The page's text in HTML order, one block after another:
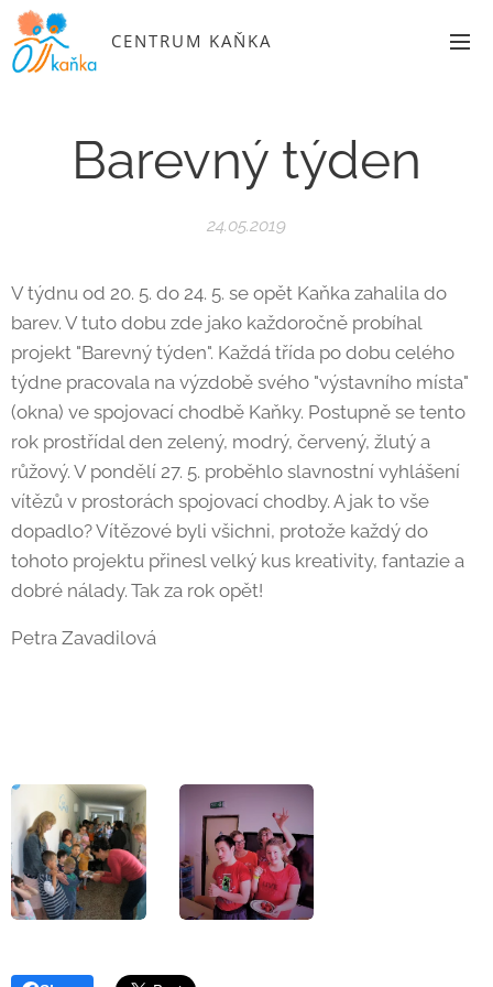
CENTRUM KAŇKA
Barevný týden
24.05.2019
V týdnu od 20. 5. do 24. 5. se opět Kaňka zahalila do
barev. V tuto dobu zde jako každoročně probíhal
projekt "Barevný týden". Každá třída po dobu celého
týdne pracovala na výzdobě svého "výstavního místa"
(okna) ve spojovací chodbě Kaňky. Postupně se tento
rok prostřídal den zelený, modrý, červený, žlutý a
růžový. V pondělí 27. 5. proběhlo slavnostní vyhlášení
vítězů v prostorách spojovací chodby. A jak to vše
dopadlo? Vítězové byli všichni, protože každý do
tohoto projektu přinesl velký kus kreativity, fantazie a
dobré nálady. Tak za rok opět!
Petra Zavadilová